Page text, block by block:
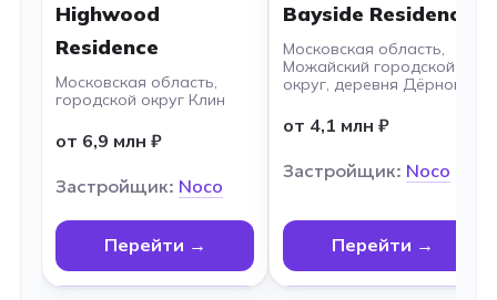
Highwood
Residence
Московская область,
городской округ Клин
от 6,9 млн ₽
Застройщик: Noco
Перейти →
Bayside Residence
Московская область,
Можайский городской
округ, деревня Дёрново
от 4,1 млн ₽
Застройщик: Noco
Перейти →